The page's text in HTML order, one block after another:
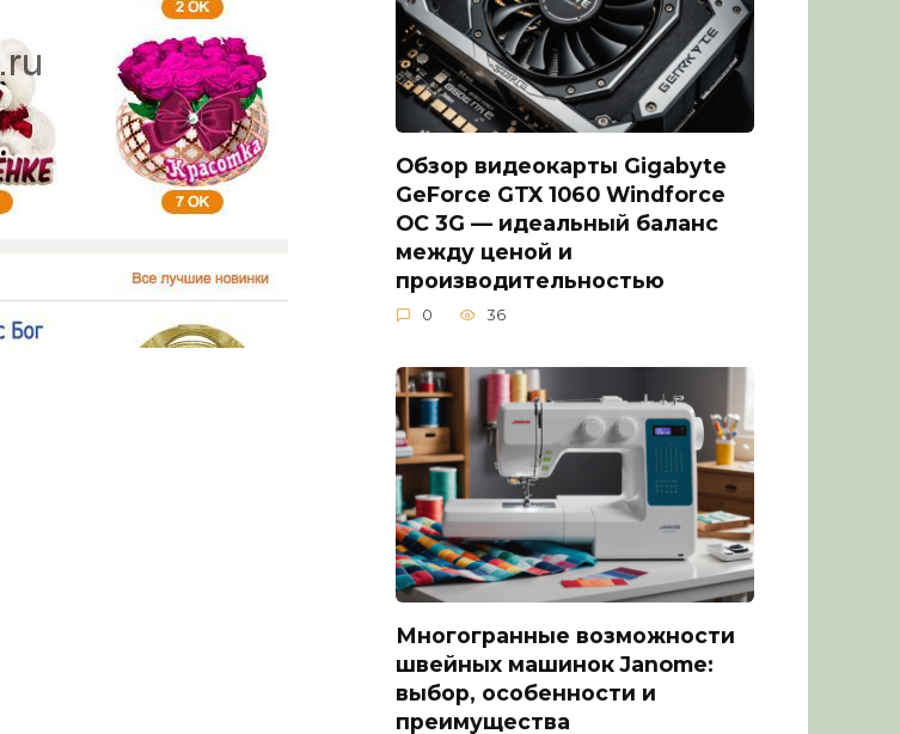
Обзор видеокарты Gigabyte
GeForce GTX 1060 Windforce
OC 3G — идеальный баланс
между ценой и
производительностью
0 36
Многогранные возможности
швейных машинок Janome:
выбор, особенности и
преимущества